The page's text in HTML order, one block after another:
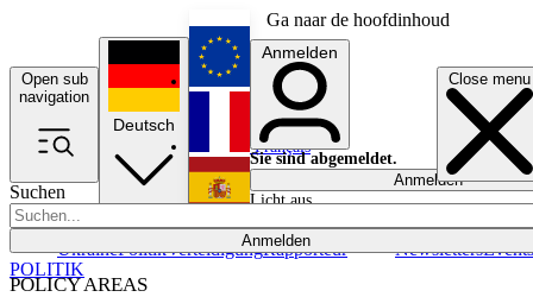
Ga naar de hoofdinhoud
Open sub
navigation
Close menu
Suchen
Anmelden
POLICY AREAS
UkrainePolitikVerteidigungRapporteur NewslettersEvents
Deutsch
English
Français
Anmelden
Sie sind abgemeldet.
Anmelden
Licht aus
POLITIK